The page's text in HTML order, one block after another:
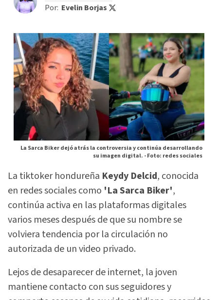
Por: Evelin Borjas
La Sarca Biker dejó atrás la controversia y continúa desarrollando
su imagen digital. -Foto: redes sociales
La tiktoker hondureña Keydy Delcid, conocida
en redes sociales como 'La Sarca Biker',
continúa activa en las plataformas digitales
varios meses después de que su nombre se
volviera tendencia por la circulación no
autorizada de un video privado.
Lejos de desaparecer de internet, la joven
mantiene contacto con sus seguidores y